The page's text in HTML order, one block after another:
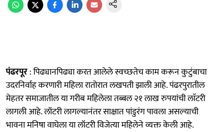
पंढरपूर: पिढ्यानपिढ्या करत आलेले स्वच्छतेच काम करून कुटुंबाचा
उदरनिर्वाह करणारी महिला रातोरात लखपती झाली आहे. पंढरपुरातील
मेहतर समाजातील या गरीब महिलेला तब्बल २१ लाख रुपयांची लाॅटरी
लागली आहे. लॉटरी लागल्यानंतर साक्षात पांडुरंग पावला असल्याची
भावना मनिषा वाघेला या लॉटरी विजेत्या महिलेने व्यक्त केली आहे.